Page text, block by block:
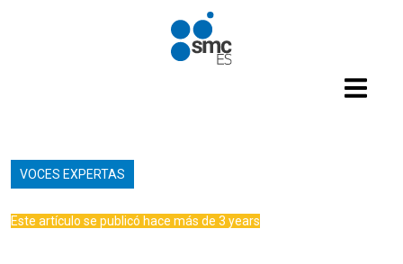
Pasar al contenido principal
VOCES EXPERTAS
Este artículo se publicó hace más de 3 years